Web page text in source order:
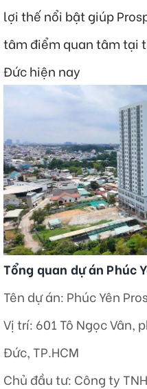
lợi thế nổi bật giúp
tâm điểm quan tâm tại
Đức hiện nay
Tổng quan dự án Phúc
Tên dự án: Phúc Yên
Vị trí: 601 Tô Ngọc Vân,
Đức, TP.HCM
Chủ đầu tư: Công ty